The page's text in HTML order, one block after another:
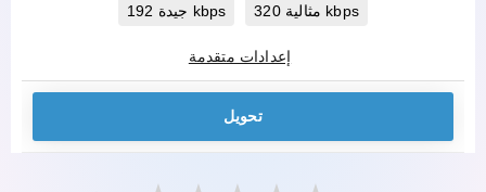
جيدة 192 kbps مثالية 320 kbps
إعدادات متقدمة
تحويل